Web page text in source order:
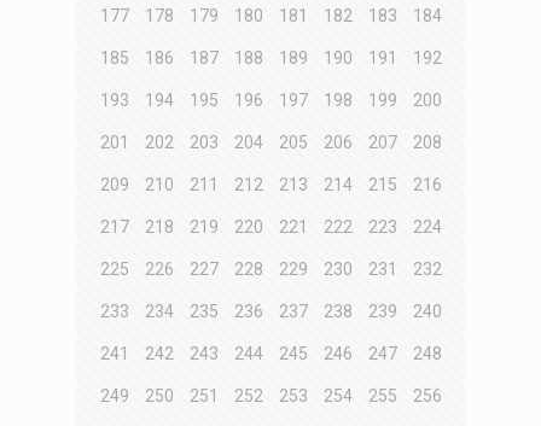
177 178 179 180 181 182 183 184
185 186 187 188 189 190 191 192
193 194 195 196 197 198 199 200
201 202 203 204 205 206 207 208
209 210 211 212 213 214 215 216
217 218 219 220 221 222 223 224
225 226 227 228 229 230 231 232
233 234 235 236 237 238 239 240
241 242 243 244 245 246 247 248
249 250 251 252 253 254 255 256